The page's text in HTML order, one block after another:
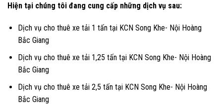
Hiện tại chúng tôi đang cung cấp những dịch vụ sau:
Dịch vụ cho thuê xe tải 1 tấn tại KCN Song Khe- Nội Hoàng
Bắc Giang
Dịch vụ cho thuê xe tải 1,25 tấn tại KCN Song Khe- Nội Hoàng
Bắc Giang
Dịch vụ cho thuê xe tải 2,5 tấn tại KCN Song Khe- Nội Hoàng
Bắc Giang